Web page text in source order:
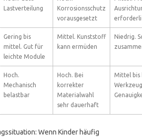
Lastverteilung
Korrosionsschutz
vorausgesetzt
Gering bis
mittel. Gut für
leichte Module
Mittel. Kunststoff
kann ermüden
Niedrig.
Hoch.
Mechanisch
belastbar
Hoch. Bei
korrekter
Materialwahl
sehr dauerhaft
Mittel bis
Wenn Kinder häufig